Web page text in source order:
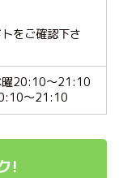
をご確認下さ
曜20:10～21:10
～21:10
!